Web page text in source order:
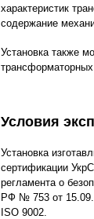
характеристик
содержание
Установка также
Условия
Установка
сертификации
регламента о
РФ № 753 от
ISO 9002.